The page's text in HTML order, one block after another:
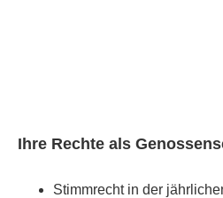
Ihre Rechte als
Stimmrecht in der